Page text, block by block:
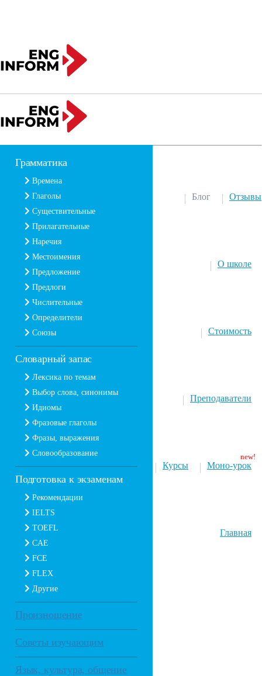
Грамматика
Времена
Глаголы
Существительные
Прилагательные
Наречия
Местоимения
Предложение
Предлоги
Числительные
Определители
Союзы
Словарный запас
Лексика по темам
Выбор слова, синонимы
Идиомы
Фразовые глаголы
Фразы, выражения
Словообразование
Подготовка к экзаменам
Рекомендации
IELTS
TOEFL
CAE
FCE
FLEX
Другие
Произношение
Советы изучающим
Язык, культура, общение
Отзывы
Блог
О школе
Стоимость
Преподаватели
Моно-урок
Курсы
Главная